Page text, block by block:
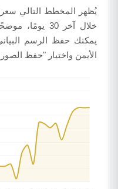
يُظهر المخطط التالي سعر
خلال آخر 30
يمكنك حفظ الرسم
الأيمن واختيار "حفظ